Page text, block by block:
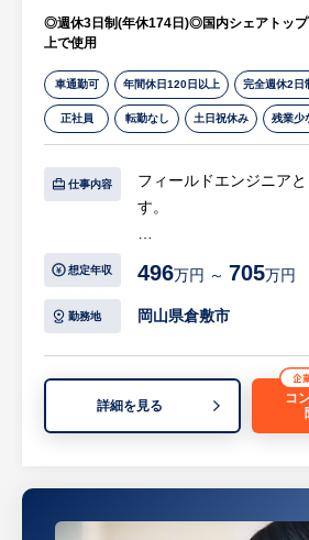
- 役職者に向けた教育コ
行
- エンゲージメント企画
ンの仕組み作り等）の
行
等
◎新卒・中途・業務委託
- 採用ブランディングの
- 母集団形成強化に向
- 選考管理・採用後のフ
等
◎週休3日制(年休174日)◎国内シェアトッ
上で使用
車通勤可 年間休日120日以上 完全週休2日
正社員 転勤なし 土日祝休み 残業少
仕事内容
フィールドエンジニア
す。
場）に赴いて機器の納
理等を行います。
・電話の問い合わせ対
・新製品の納品先据付
応、部品発注などの業
想定年収 496万円 ～ 705万円
勤務地 岡山県倉敷市
詳細を見る
コ